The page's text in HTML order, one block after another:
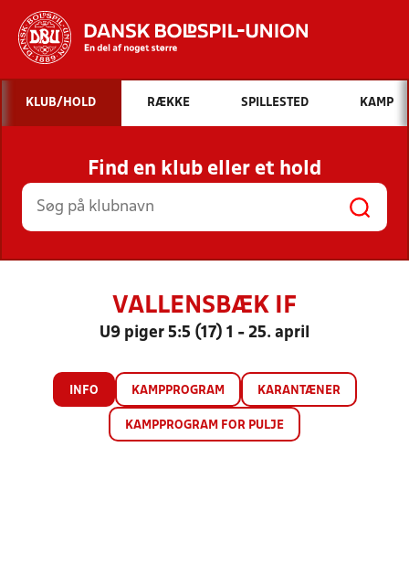
Hvad vil du søge efter?
INDHOLD OG NYHEDER
STILLINGER, RESULTATER, KLUBBER OG
HOLD
KLUB/HOLD RÆKKE SPILLESTED KAMP
Find en klub eller et hold
VALLENSBÆK IF
U9 piger 5:5 (17) 1 - 25. april
INFO KAMPPROGRAM KARANTÆNER
KAMPPROGRAM FOR PULJE